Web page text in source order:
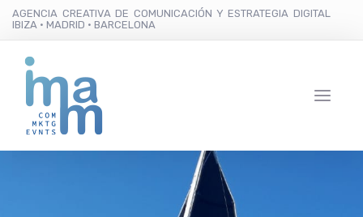
AGENCIA CREATIVA DE COMUNICACIÓN Y ESTRATEGIA DIGITAL
IBIZA · MADRID · BARCELONA